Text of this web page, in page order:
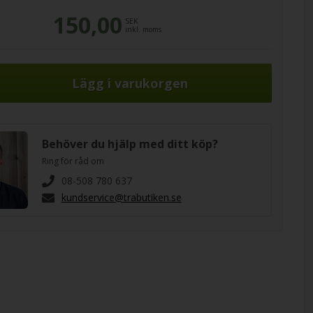
150,00 SEK
inkl. moms
Behöver du hjälp med ditt köp?
Ring för råd om
08-508 780 637
kundservice@trabutiken.se